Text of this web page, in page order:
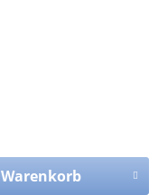
Warenkorb